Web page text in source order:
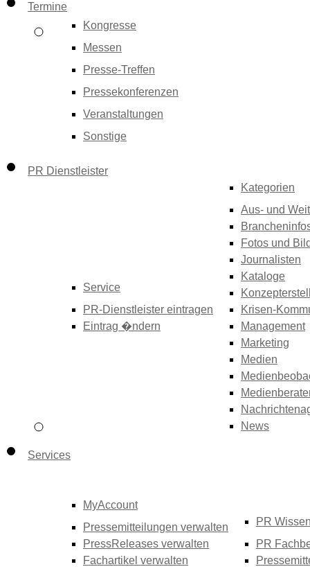
Termine
Kongresse
Messen
Presse-Treffen
Pressekonferenzen
Veranstaltungen
Sonstige
PR Dienstleister
Service
PR-Dienstleister eintragen
Eintrag �ndern
Kategorien
Aus- und
Fotos und
Journalisten
Kataloge
Krisen-
Management
Marketing
Medien
News
Services
MyAccount
Pressemitteilungen verwalten
PressReleases verwalten
Fachartikel verwalten
PR
PR